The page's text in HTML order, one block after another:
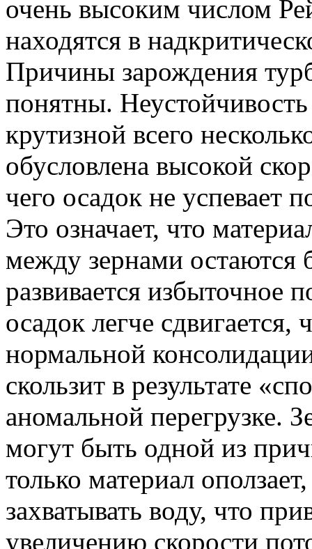
очень высоким числом
находятся в
Причины зарождения
понятны.
крутизной всего
обусловлена высокой
чего осадок не успевает
Это означает, что
между зернами
развивается избыточное
осадок легче
нормальной
скользит в результате
аномальной перегрузке.
могут быть одной из
только материал
захватывать воду, что
увеличению скорости